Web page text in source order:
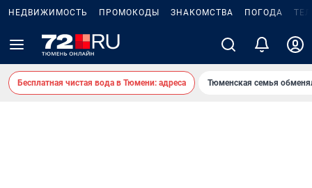
НЕДВИЖИМОСТЬ ПРОМОКОДЫ ЗНАКОМСТВА ПОГОДА
Бесплатная чистая вода в Тюмени: адреса Тюменская семья